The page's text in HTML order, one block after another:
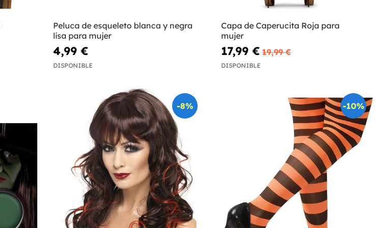
Peluca de esqueleto blanca y negra
lisa para mujer
4,99 €
DISPONIBLE
Capa de Caperucita Roja para
mujer
17,99 € 19,99 €
DISPONIBLE
-8% -10%